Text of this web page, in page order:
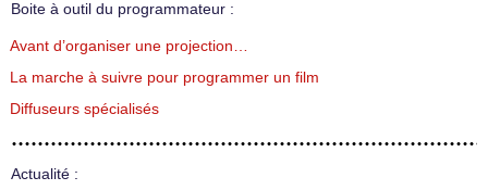
Boite à outil du programmateur :
Avant d’organiser une projection…
La marche à suivre pour programmer un film
Diffuseurs spécialisés
Actualité :